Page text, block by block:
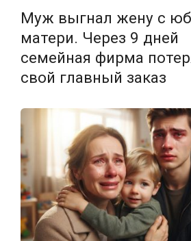
Муж выгнал жену с
матери. Через 9 дней
семейная фирма
свой главный заказ